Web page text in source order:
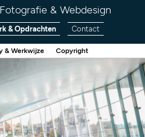
Fotografie & Webdesign
& Opdrachten Contact
& Werkwijze Copyright